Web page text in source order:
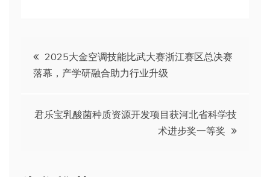
文
章
导
2025大金空调技能比武大赛浙江赛区总决赛
落幕，产学研融合助力行业升级
君乐宝乳酸菌种质资源开发项目获河北省科学技
术进步奖一等奖